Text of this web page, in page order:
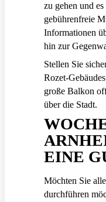
zu gehen und
gebührenfreie
Informationen
hin zur
Stellen Sie
Rozet-
große Balkon
über die Stadt.
EINE
Möchten Sie
durchführen